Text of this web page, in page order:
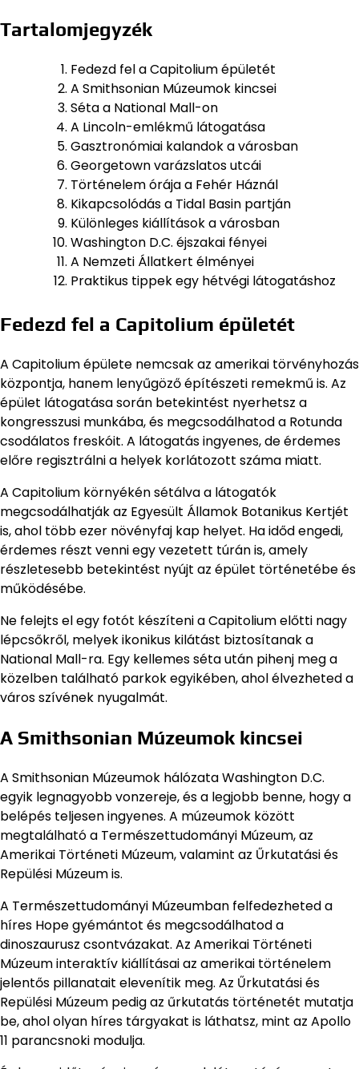
Tartalomjegyzék
Fedezd fel a Capitolium épületét
A Smithsonian Múzeumok kincsei
Séta a National Mall-on
A Lincoln-emlékmű látogatása
Gasztronómiai kalandok a városban
Georgetown varázslatos utcái
Történelem órája a Fehér Háznál
Kikapcsolódás a Tidal Basin partján
Különleges kiállítások a városban
Washington D.C. éjszakai fényei
A Nemzeti Állatkert élményei
Praktikus tippek egy hétvégi látogatáshoz
Fedezd fel a Capitolium épületét
A Capitolium épülete nemcsak az amerikai törvényhozás
központja, hanem lenyűgöző építészeti remekmű is. Az
épület látogatása során betekintést nyerhetsz a
kongresszusi munkába, és megcsodálhatod a Rotunda
csodálatos freskóit. A látogatás ingyenes, de érdemes
előre regisztrálni a helyek korlátozott száma miatt.
A Capitolium környékén sétálva a látogatók
megcsodálhatják az Egyesült Államok Botanikus Kertjét
is, ahol több ezer növényfaj kap helyet. Ha időd engedi,
érdemes részt venni egy vezetett túrán is, amely
részletesebb betekintést nyújt az épület történetébe és
működésébe.
Ne felejts el egy fotót készíteni a Capitolium előtti nagy
lépcsőkről, melyek ikonikus kilátást biztosítanak a
National Mall-ra. Egy kellemes séta után pihenj meg a
közelben található parkok egyikében, ahol élvezheted a
város szívének nyugalmát.
A Smithsonian Múzeumok kincsei
A Smithsonian Múzeumok hálózata Washington D.C.
egyik legnagyobb vonzereje, és a legjobb benne, hogy a
belépés teljesen ingyenes. A múzeumok között
megtalálható a Természettudományi Múzeum, az
Amerikai Történeti Múzeum, valamint az Űrkutatási és
Repülési Múzeum is.
A Természettudományi Múzeumban felfedezheted a
híres Hope gyémántot és megcsodálhatod a
dinoszaurusz csontvázakat. Az Amerikai Történeti
Múzeum interaktív kiállításai az amerikai történelem
jelentős pillanatait elevenítik meg. Az Űrkutatási és
Repülési Múzeum pedig az űrkutatás történetét mutatja
be, ahol olyan híres tárgyakat is láthatsz, mint az Apollo
11 parancsnoki modulja.